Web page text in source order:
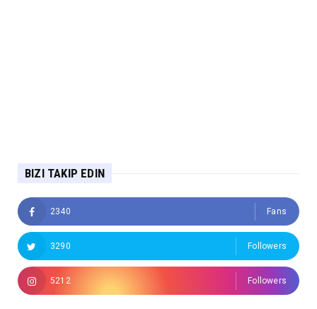
BIZI TAKIP EDIN
2340 Fans
3290 Followers
5212 Followers